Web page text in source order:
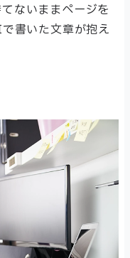
ないままページを
書いた文章が抱え